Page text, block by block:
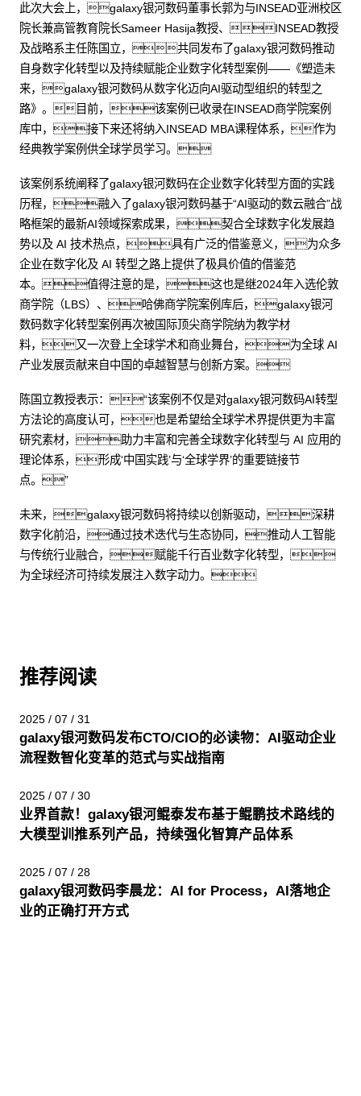
此次大会上，galaxy银河数码董事长郭为与INSEAD亚洲校区
院长兼高管教育院长Sameer Hasija教授、INSEAD教授
及战略系主任陈国立，共同发布了galaxy银河数码推动
自身数字化转型以及持续赋能企业数字化转型案例——《塑造未
来，galaxy银河数码从数字化迈向AI驱动型组织的转型之
路》。目前，该案例已收录在INSEAD商学院案例
库中，接下来还将纳入INSEAD MBA课程体系，作为
经典教学案例供全球学员学习。
该案例系统阐释了galaxy银河数码在企业数字化转型方面的实践
历程，融入了galaxy银河数码基于“AI驱动的数云融合”战
略框架的最新AI领域探索成果，契合全球数字化发展趋
势以及 AI 技术热点，具有广泛的借鉴意义，为众多
企业在数字化及 AI 转型之路上提供了极具价值的借鉴范
本。值得注意的是，这也是继2024年入选伦敦
商学院（LBS）、哈佛商学院案例库后，galaxy银河
数码数字化转型案例再次被国际顶尖商学院纳为教学材
料，又一次登上全球学术和商业舞台，为全球 AI
产业发展贡献来自中国的卓越智慧与创新方案。
陈国立教授表示：“该案例不仅是对galaxy银河数码AI转型
方法论的高度认可，也是希望给全球学术界提供更为丰富
研究素材，助力丰富和完善全球数字化转型与 AI 应用的
理论体系，形成‘中国实践’与‘全球学界’的重要链接节
点。”
未来，galaxy银河数码将持续以创新驱动，深耕
数字化前沿，通过技术迭代与生态协同，推动人工智能
与传统行业融合，赋能千行百业数字化转型，
为全球经济可持续发展注入数字动力。
推荐阅读
2025 / 07 / 31
galaxy银河数码发布CTO/CIO的必读物：AI驱动企业
流程数智化变革的范式与实战指南
2025 / 07 / 30
业界首款！galaxy银河鲲泰发布基于鲲鹏技术路线的
大模型训推系列产品，持续强化智算产品体系
2025 / 07 / 28
galaxy银河数码李晨龙：AI for Process，AI落地企
业的正确打开方式